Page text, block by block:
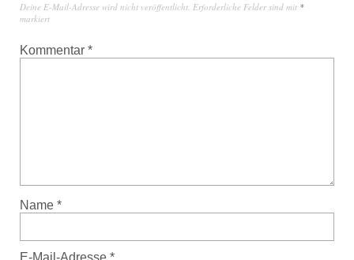
Deine E-Mail-Adresse wird nicht veröffentlicht. Erforderliche Felder sind mit *
markiert
Kommentar *
Name *
E-Mail-Adresse *